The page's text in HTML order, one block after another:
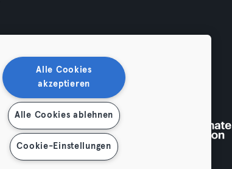
Mentions légales
Alle Cookies
akzeptieren
Alle Cookies ablehnen
Cookie-Einstellungen